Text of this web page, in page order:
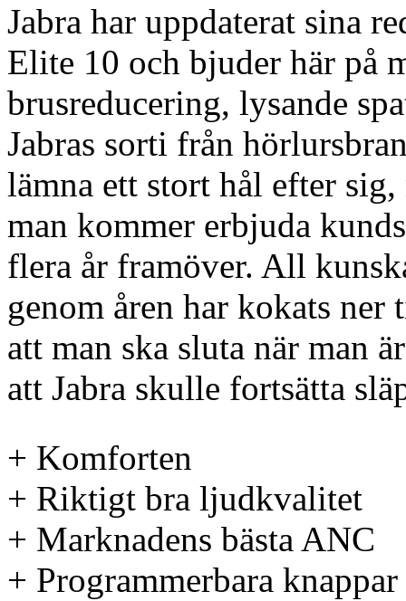
Jabra har uppdaterat sina
Elite 10 och bjuder här på
brusreducering, lysande
Jabras sorti från
lämna ett stort hål efter
man kommer erbjuda
flera år framöver. All
genom åren har kokats
att man ska sluta när man
att Jabra skulle fortsätta
+ Komforten
+ Riktigt bra ljudkvalitet
+ Marknadens bästa ANC
+ Programmerbara knappar